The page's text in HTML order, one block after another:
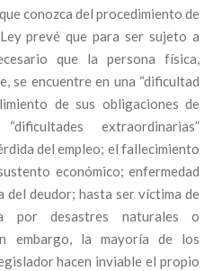
conozca del procedimiento de
prevé que para ser sujeto a
que la persona física,
se encuentre en una “dificultad
de sus obligaciones de
extraordinarias”
del empleo; el fallecimiento
económico; enfermedad
deudor; hasta ser víctima de
por desastres naturales o
embargo, la mayoría de los
hacen inviable el propio